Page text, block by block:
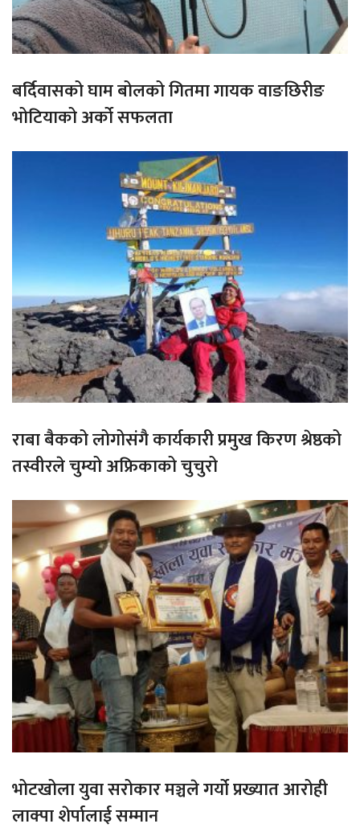
बर्दिवासको घाम बोलको गितमा गायक वाङछिरीङ
भोटियाको अर्को सफलता
राबा बैकको लोगोसंगै कार्यकारी प्रमुख किरण श्रेष्ठको
तस्वीरले चुम्यो अफ्रिकाको चुचुरो
भोटखोला युवा सरोकार मञ्चले गर्यो प्रख्यात आरोही
लाक्पा शेर्पालाई सम्मान